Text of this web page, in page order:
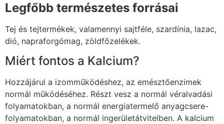
Legfőbb természetes forrásai
Tej és tejtermékek, valamennyi sajtféle, szardínia, lazac,
dió, napraforgómag, zöldfőzelékek.
Miért fontos a Kalcium?
Hozzájárul a izomműködéshez, az emésztőenzimek
normál működéséhez. Részt vesz a normál véralvadási
folyamatokban, a normál energiatermelő anyagcsere-
folyamatokban, a normál ingerületátvitelben. A kalcium